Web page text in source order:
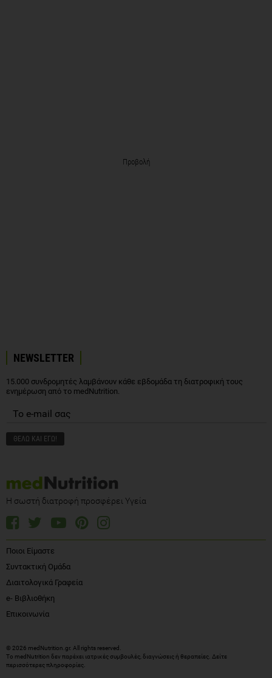
Προβολή
NEWSLETTER
15.000 συνδρομητές λαμβάνουν κάθε εβδομάδα τη διατροφική τους
ενημέρωση από το medNutrition.
Η σωστή διατροφή προσφέρει Υγεία
Ποιοι Είμαστε
Συντακτική Ομάδα
Διαιτολογικά Γραφεία
e- Βιβλιοθήκη
Επικοινωνία
© 2026 medNutrition.gr. All rights reserved.
Το medNutrition δεν παρέχει ιατρικές συμβουλές, διαγνώσεις ή θεραπείες. Δείτε
περισσότερες πληροφορίες